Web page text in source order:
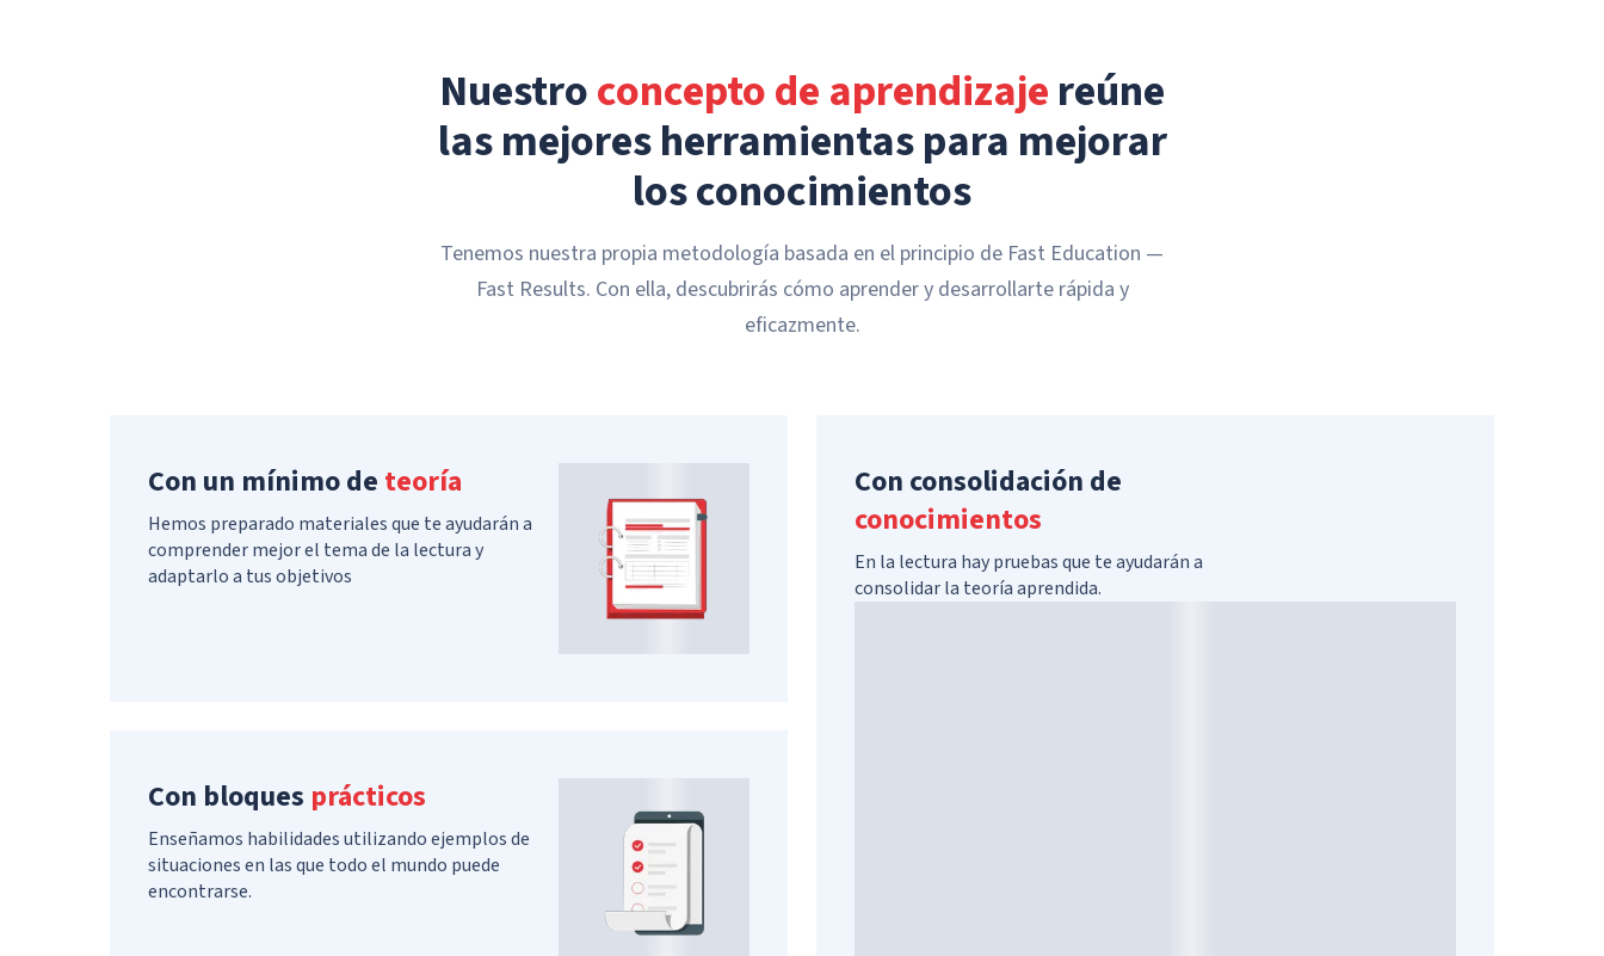
Nuestroconcepto de aprendizajereúne
las mejores herramientas para mejorar
los conocimientos
Tenemos nuestra propia metodología basada en el principio de Fast Education —
Fast Results. Con ella, descubrirás cómo aprender y desarrollarte rápida y
eficazmente.
Con un mínimo de teoría
Hemos preparado materiales que te ayudarán a
comprender mejor el tema de la lectura y
adaptarlo a tus objetivos
Con bloques prácticos
Enseñamos habilidades utilizando ejemplos de
situaciones en las que todo el mundo puede
encontrarse.
Con consolidación de
conocimientos
En la lectura hay pruebas que te ayudarán a
consolidar la teoría aprendida.